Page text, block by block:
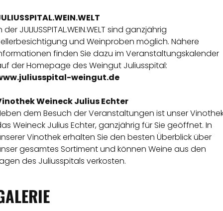
der JULIUSSPITAL.WEIN.WELT sind ganzjährig
und Weinproben möglich. Nähere
finden Sie dazu im Veranstaltungskalender
der Homepage des Weingut Juliusspital:
weingut.de
Weineck Julius Echter
dem Besuch der Veranstaltungen ist unser
Weineck Julius Echter, ganzjährig für Sie geöffnet. In
Vinothek erhalten Sie den besten Überblick über
gesamtes Sortiment und können Weine aus den
des Juliusspitals verkosten.